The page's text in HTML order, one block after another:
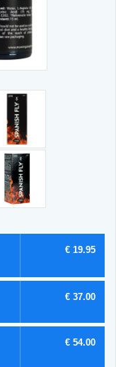
€ 19.95
€ 37.00
€ 54.00